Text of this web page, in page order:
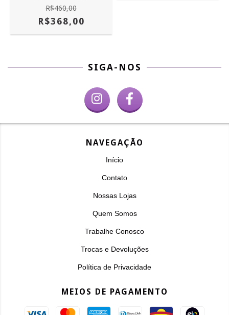
R$460,00
R$368,00
SIGA-NOS
NAVEGAÇÃO
Início
Contato
Nossas Lojas
Quem Somos
Trabalhe Conosco
Trocas e Devoluções
Política de Privacidade
MEIOS DE PAGAMENTO